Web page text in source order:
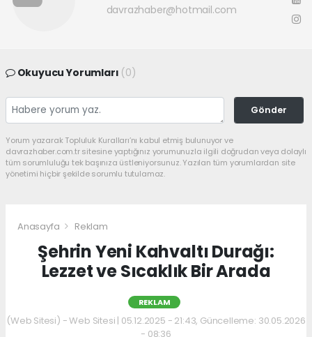
davrazhaber@hotmail.com
Okuyucu Yorumları (0)
Gönder
Yorum yazarak Topluluk Kuralları’nı kabul etmiş bulunuyor ve
davrazhaber.com.tr sitesine yaptığınız yorumunuzla ilgili doğrudan veya dolaylı
tüm sorumluluğu tek başınıza üstleniyorsunuz. Yazılan tüm yorumlardan site
yönetimi hiçbir şekilde sorumlu tutulamaz.
Anasayfa Reklam
Şehrin Yeni Kahvaltı Durağı:
Lezzet ve Sıcaklık Bir Arada
REKLAM
(Web Sitesi) - Web Sitesi | 05.12.2025 - 21:43, Güncelleme: 30.05.2026
- 08:36